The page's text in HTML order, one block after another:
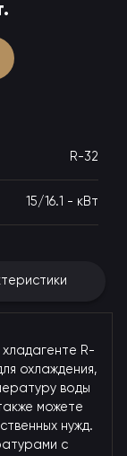
R-32
15/16.1 - кВт
R-
охлаждения,
воды
можете
нужд.
с